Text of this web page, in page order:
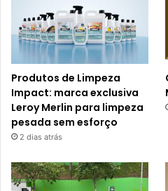
Produtos de Limpeza
Impact: marca exclusiva
Leroy Merlin para limpeza
pesada sem esforço
2 dias atrás